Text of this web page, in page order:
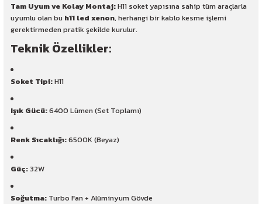
Tam Uyum ve Kolay Montaj:H11 soket yapısına sahip tüm araçlarla
uyumlu olan bu h11 led xenon, herhangi bir kablo kesme işlemi
gerektirmeden pratik şekilde kurulur.
Teknik Özellikler:
Soket Tipi:H11
Işık Gücü:6400 Lümen (Set Toplamı)
Renk Sıcaklığı:6500K (Beyaz)
Güç:32W
Soğutma: Turbo Fan + Alüminyum Gövde